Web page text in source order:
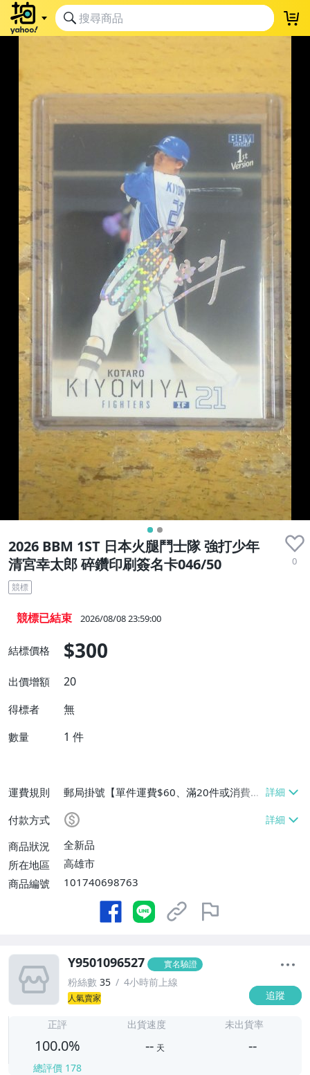
2026 BBM 1ST 日本火腿鬥士隊 強打少年
清宮幸太郎 碎鑽印刷簽名卡046/50
0
競標
競標已結束 2026/08/08 23:59:00
結標價格 $300
出價增額 20
得標者 無
數量 1 件
運費規則
郵局掛號【單件運費$60、滿20件或消費滿
$10000免運費】
付款方式
商品狀況
全新品
所在地區
高雄市
商品編號
101740698763
Y9501096527 實名驗證
粉絲數 35 4小時前上線
人氣賣家 追蹤
正評
100.0%
總評價 178
出貨速度
-- 天
未出貨率
--